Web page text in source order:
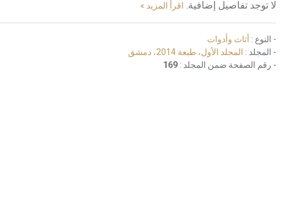
لا توجد تفاصيل إضافية. اقرأ المزيد »
- النوع : أثاث وأدوات
- المجلد : المجلد الأول، طبعة 2014، دمشق
- رقم الصفحة ضمن المجلد : 169